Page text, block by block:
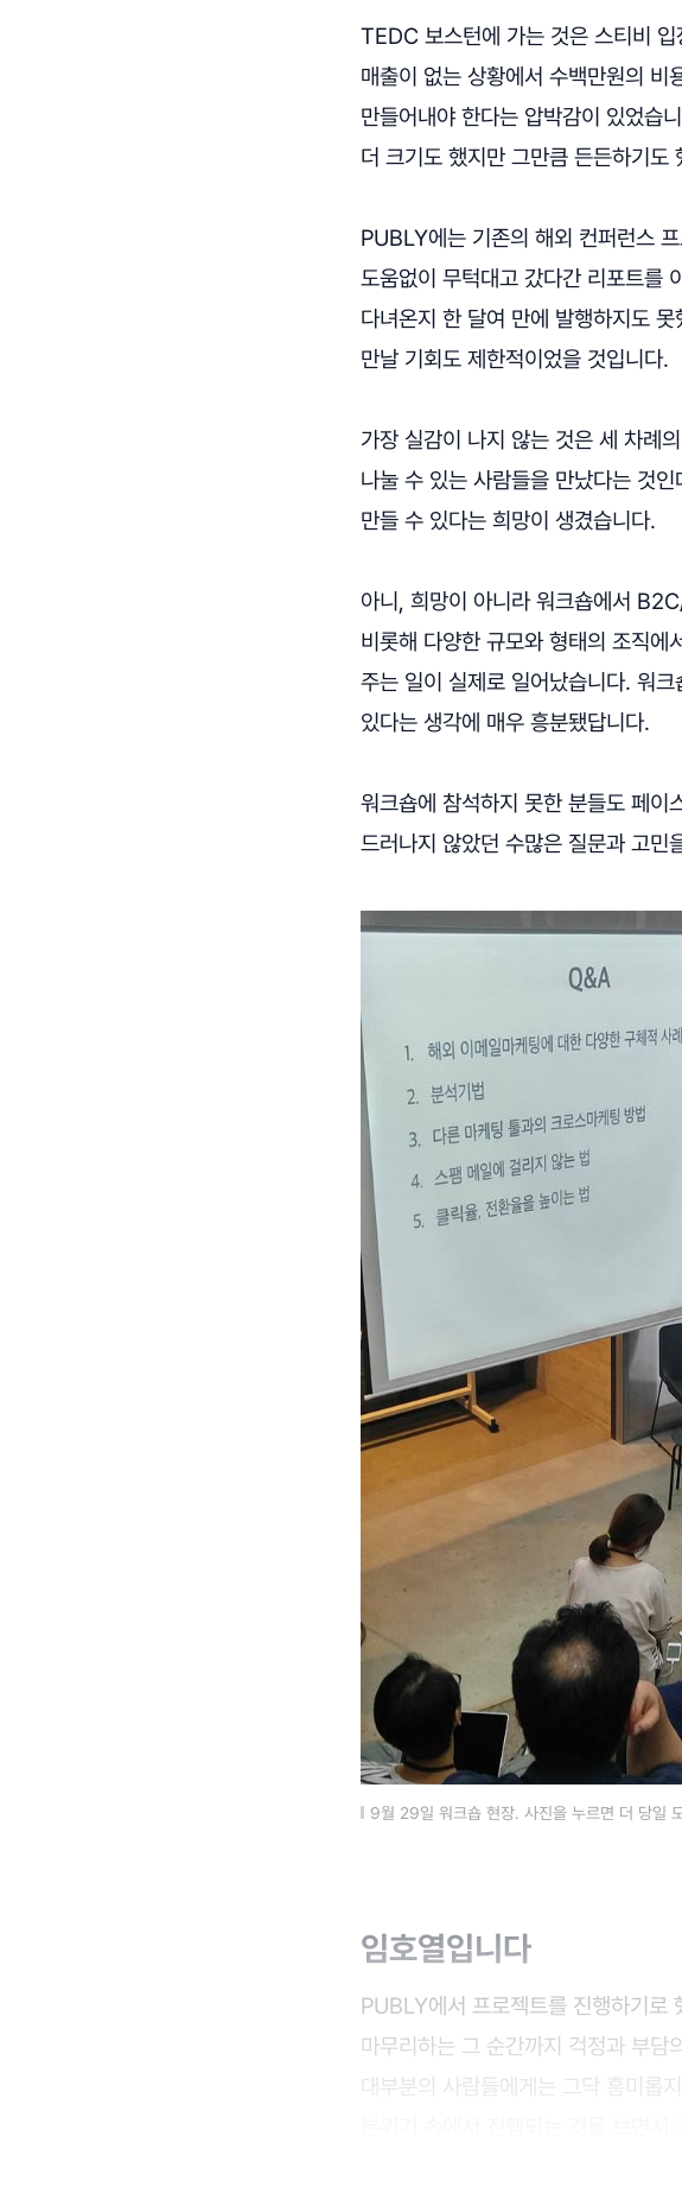
TEDC 보스턴에 가는 것은 스티비
매출이 없는 상황에서 수백만원의
만들어내야 한다는 압박감이 있었습
더 크기도 했지만 그만큼 든든하기도
PUBLY에는 기존의 해외 컨퍼런스
도움없이 무턱대고 갔다간 리포트를
다녀온지 한 달여 만에 발행하지도
만날 기회도 제한적이었을 것입니다.
가장 실감이 나지 않는 것은 세 차례
나눌 수 있는 사람들을 만났다는 것
만들 수 있다는 희망이 생겼습니다.
아니, 희망이 아니라 워크숍에서
비롯해 다양한 규모와 형태의 조직에
주는 일이 실제로 일어났습니다. 워
있다는 생각에 매우 흥분됐답니다.
워크숍에 참석하지 못한 분들도 페이
드러나지 않았던 수많은 질문과 고민
9월 29일 워크숍 현장. 사진을 누르면 더 당일
임호열입니다
PUBLY에서 프로젝트를 진행하기로
마무리하는 그 순간까지 걱정과 부담
대부분의 사람들에게는 그닥 흥미롭